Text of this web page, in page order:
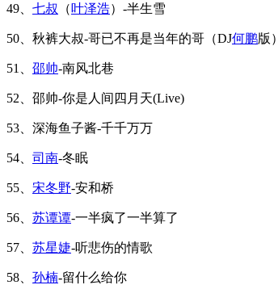
49、 七叔 （叶泽浩）-半生雪
50、秋裤大叔-哥已不再是当年的哥（DJ何鹏版）
51、 邵帅-南风北巷
52、邵帅-你是人间四月天(Live)
53、深海鱼子酱-千千万万
54、 司南-冬眠
55、 宋冬野-安和桥
56、 苏谭谭-一半疯了一半算了
57、 苏星婕-听悲伤的情歌
58、 孙楠-留什么给你